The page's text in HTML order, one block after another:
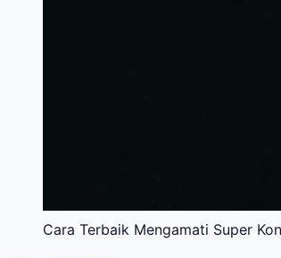
Cara Terbaik Mengamati Super